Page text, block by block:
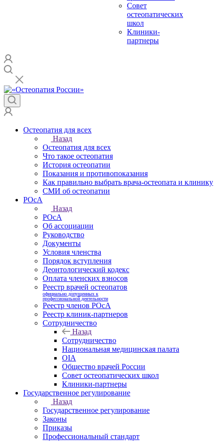
Совет
остеопатических
школ
Клиники-
партнеры
Остеопатия для всех
Назад
Остеопатия для всех
Что такое остеопатия
История остеопатии
Показания и противопоказания
Как правильно выбрать врача-остеопата и клинику
СМИ об остеопатии
РОсА
Назад
РОсА
Об ассоциации
Руководство
Документы
Условия членства
Порядок вступления
Деонтологический кодекс
Оплата членских взносов
Реестр врачей остеопатов
официально допущенных к
профессиональной деятельности
Реестр членов РОсА
Реестр клиник-партнеров
Сотрудничество
Назад
Сотрудничество
Национальная медицинская палата
OIA
Общество врачей России
Совет остеопатических школ
Клиники-партнеры
Государственное регулирование
Назад
Государственное регулирование
Законы
Приказы
Профессиональный стандарт